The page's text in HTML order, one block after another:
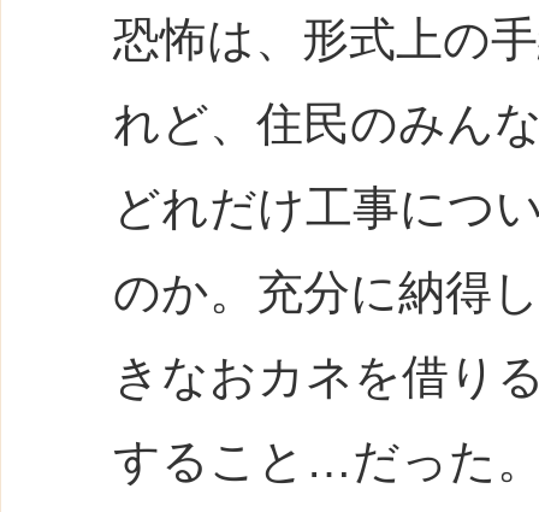
恐怖は、形式上の
れど、住民のみん
どれだけ工事につ
のか。充分に納得
きなおカネを借り
すること…だった